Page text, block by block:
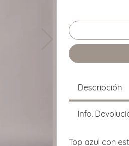
Descripción
Info.
Top azul con